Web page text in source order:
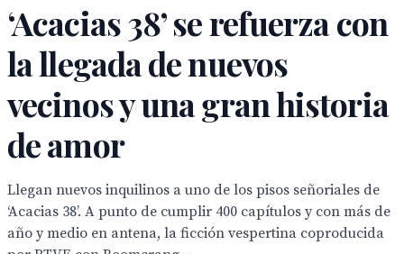
‘Acacias 38’ se refuerza con
la llegada de nuevos
vecinos y una gran historia
de amor
Llegan nuevos inquilinos a uno de los pisos señoriales de
‘Acacias 38’. A punto de cumplir 400 capítulos y con más de
año y medio en antena, la ficción vespertina coproducida